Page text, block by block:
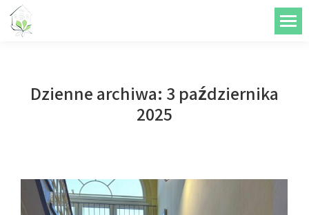
treści
Dzienne archiwa: 3 października
2025